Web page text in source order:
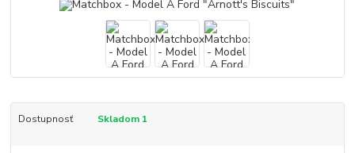
Dostupnosť Skladom 1